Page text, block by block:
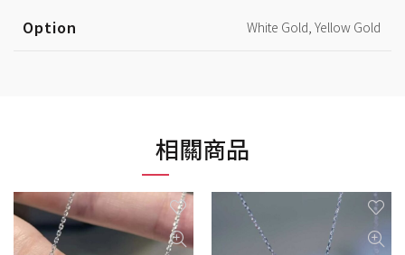
Option White Gold, Yellow Gold
相關商品